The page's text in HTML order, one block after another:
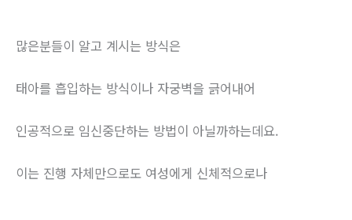
많은분들이 알고 계시는 방식은
태아를 흡입하는 방식이나 자궁벽을 긁어내어
인공적으로 임신중단하는 방법이 아닐까하는데요.
이는 진행 자체만으로도 여성에게 신체적으로나